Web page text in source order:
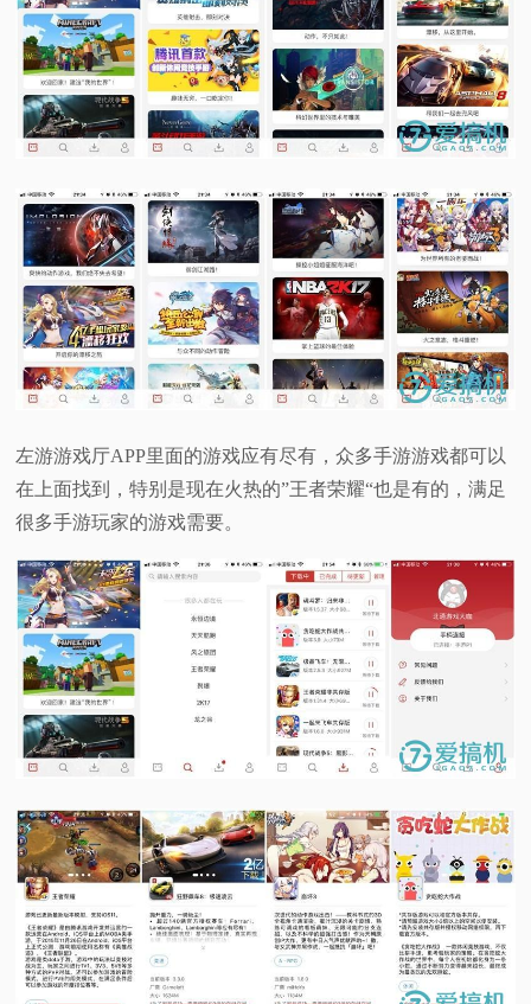
左游游戏厅APP里面的游戏应有尽有，众多手游游戏都可以
在上面找到，特别是现在火热的”王者荣耀“也是有的，满足
很多手游玩家的游戏需要。